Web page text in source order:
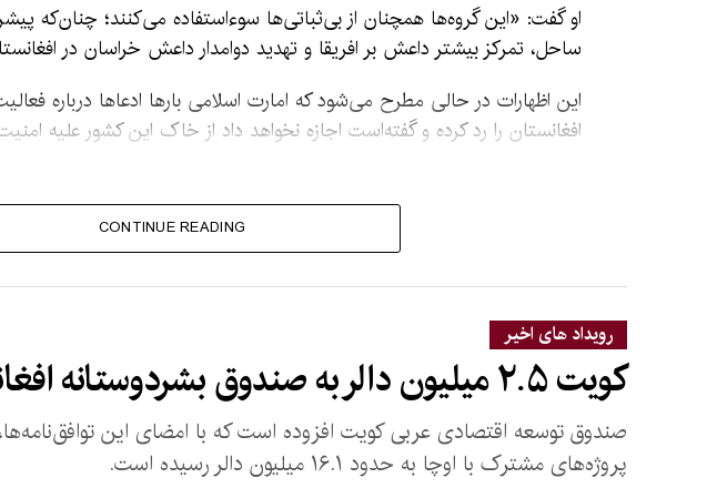
او گفت: «این گروه‌ها همچنان از بی‌ثباتی‌ها سوءاستفاده می‌کنند؛ چنان‌که
ساحل، تمرکز بیشتر داعش بر افریقا و تهدید دوامدار داعش خراسان در
این اظهارات در حالی مطرح می‌شود که امارت اسلامی بارها ادعاها درباره
افغانستان را رد کرده و گفته‌است اجازه نخواهد داد از خاک این کشور علیه
CONTINUE READING
رویداد های اخیر
کویت ۲.۵ میلیون دالر به صندوق بشردوستانه افغانستان کمک کرد
صندوق توسعه اقتصادی عربی کویت افزوده است که با امضای این
پروژه‌های مشترک با اوچا به حدود ۱۶.۱ میلیون دالر رسیده است.